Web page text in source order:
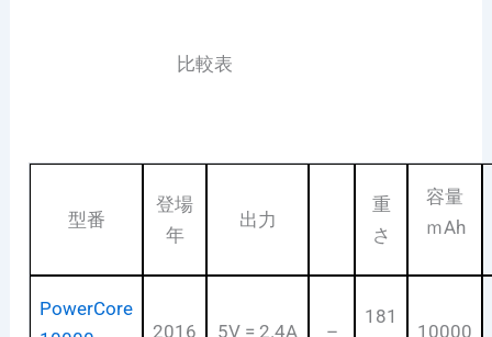
比較表
型番
登場
年
出力
重
さ
容量
ｍAh
PowerCore
2016 5V = 2.4A –
181
10000